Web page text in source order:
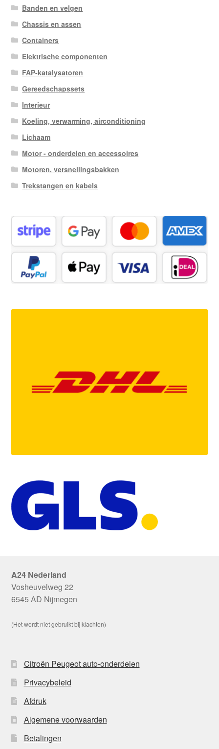
Banden en velgen
Chassis en assen
Containers
Elektrische componenten
FAP-katalysatoren
Gereedschapssets
Interieur
Koeling, verwarming, airconditioning
Lichaam
Motor - onderdelen en accessoires
Motoren, versnellingsbakken
Trekstangen en kabels
A24 Nederland
Vosheuvelweg 22
6545 AD Nijmegen
(Het wordt niet gebruikt bij klachten)
Citroën Peugeot auto-onderdelen
Privacybeleid
Afdruk
Algemene voorwaarden
Betalingen